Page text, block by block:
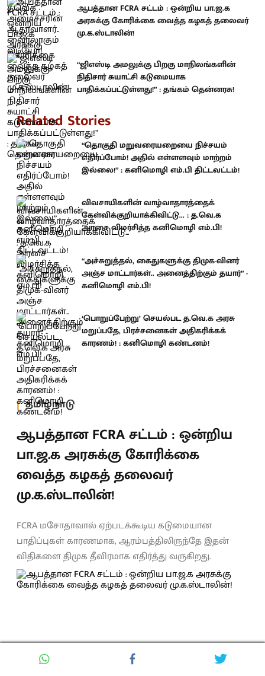
ஆபத்தான FCRA சட்டம் : ஒன்றிய பா.ஜ.க
அரசுக்கு கோரிக்கை வைத்த கழகத் தலைவர்
மு.க.ஸ்டாலின்!
“ஜிஎஸ்டி அமலுக்கு பிறகு மாநிலங்களின்
நிதிசார் சுயாட்சி கடுமையாக
பாதிக்கப்பட்டுள்ளது!” : தங்கம் தென்னரசு!
Related Stories
“தொகுதி மறுவரையறையை நிச்சயம்
எதிர்ப்போம்! அதில் எள்ளளவும் மாற்றம்
இல்லை!” : கனிமொழி எம்.பி திட்டவட்டம்!
விவசாயிகளின் வாழ்வாதாரத்தைக்
கேள்விக்குறியாக்கிவிட்டு... : த.வெ.க
அரசை விமர்சித்த கனிமொழி எம்.பி!
“அச்சுறுத்தல், கைதுகளுக்கு திமுக-வினர்
அஞ்ச மாட்டார்கள்.. அனைத்திற்கும் தயார்” -
கனிமொழி எம்.பி!
‘பொறுப்பேற்று’ செயல்பட த.வெ.க அரசு
மறுப்பதே, பிரச்சனைகள் அதிகரிக்கக்
காரணம்! : கனிமொழி கண்டனம்!
தமிழ்நாடு
ஆபத்தான FCRA சட்டம் : ஒன்றிய
பா.ஜ.க அரசுக்கு கோரிக்கை
வைத்த கழகத் தலைவர்
மு.க.ஸ்டாலின்!
FCRA மசோதாவால் ஏற்படக்கூடிய கடுமையான
பாதிப்புகள் காரணமாக, ஆரம்பத்திலிருந்தே இதன்
விதிகளை திமுக தீவிரமாக எதிர்த்து வருகிறது.